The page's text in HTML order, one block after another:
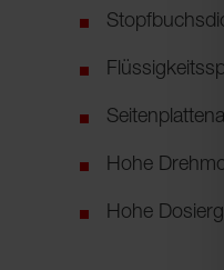
Hohe
Hohe